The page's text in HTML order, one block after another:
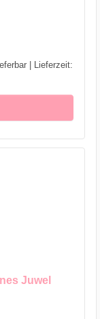
| Lieferzeit:
Juwel